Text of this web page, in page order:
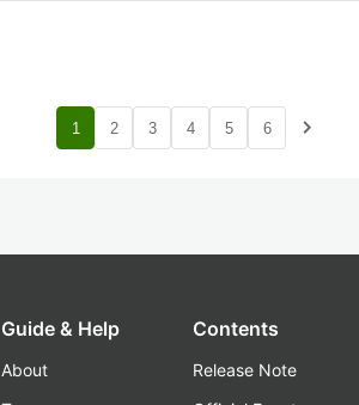
1 2 3 4 5 6 navigate_next
Guide & Help
About
Contents
Release Note